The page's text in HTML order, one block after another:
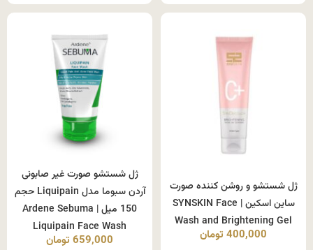
ژل شستشو و روشن کننده صورت
ساین اسکین | SYNSKIN Face
Wash and Brightening Gel
400,000 تومان
ژل شستشو صورت غیر صابونی
آردن سبوما مدل Liquipain حجم
150 میل | Ardene Sebuma
Liquipain Face Wash
659,000 تومان